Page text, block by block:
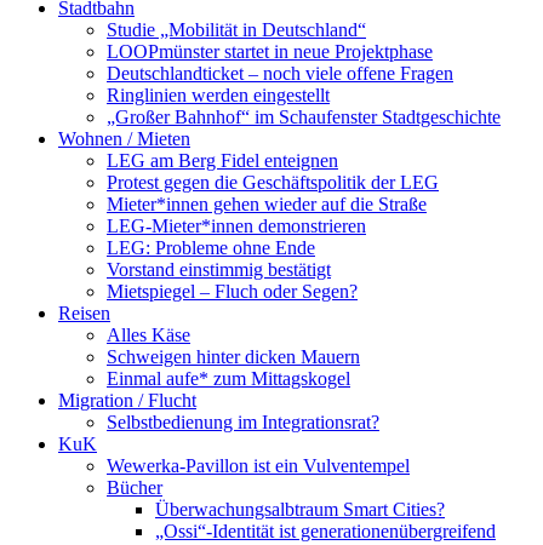
Stadtbahn
Studie „Mobilität in Deutschland“
LOOPmünster startet in neue Projektphase
Deutschlandticket – noch viele offene Fragen
Ringlinien werden eingestellt
„Großer Bahnhof“ im Schaufenster Stadtgeschichte
Wohnen / Mieten
LEG am Berg Fidel enteignen
Protest gegen die Geschäftspolitik der LEG
Mieter*innen gehen wieder auf die Straße
LEG-Mieter*innen demonstrieren
LEG: Probleme ohne Ende
Vorstand einstimmig bestätigt
Mietspiegel – Fluch oder Segen?
Reisen
Alles Käse
Schweigen hinter dicken Mauern
Einmal aufe* zum Mittagskogel
Migration / Flucht
Selbstbedienung im Integrationsrat?
KuK
Wewerka-Pavillon ist ein Vulventempel
Bücher
Überwachungsalbtraum Smart Cities?
„Ossi“-Identität ist generationenübergreifend